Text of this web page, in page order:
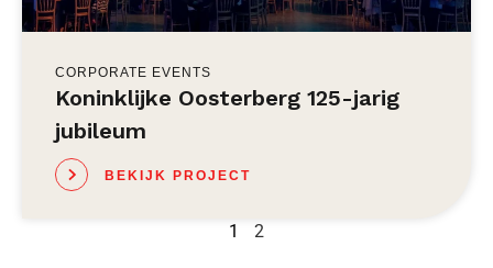
CORPORATE EVENTS
Koninklijke Oosterberg 125-jarig
jubileum
BEKIJK PROJECT
1 2